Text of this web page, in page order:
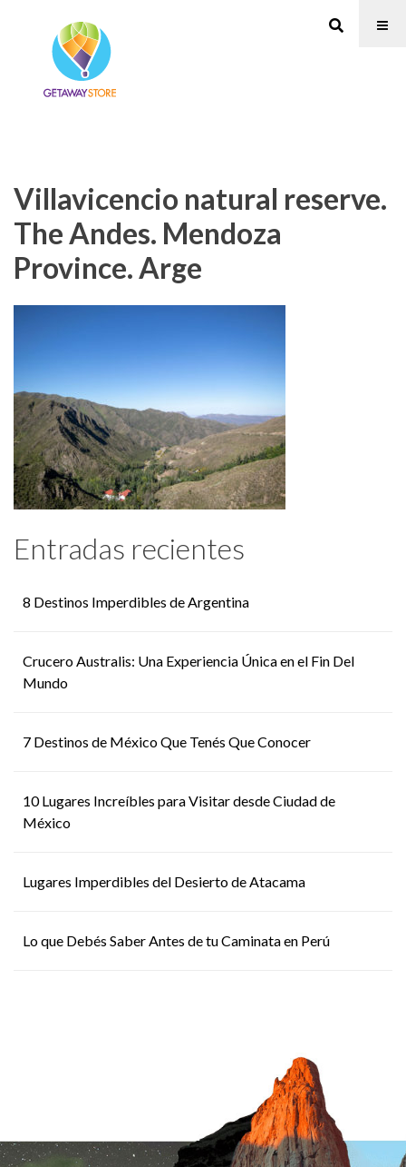
Villavicencio natural reserve.
The Andes. Mendoza
Province. Arge
Entradas recientes
8 Destinos Imperdibles de Argentina
Crucero Australis: Una Experiencia Única en el Fin Del
Mundo
7 Destinos de México Que Tenés Que Conocer
10 Lugares Increíbles para Visitar desde Ciudad de
México
Lugares Imperdibles del Desierto de Atacama
Lo que Debés Saber Antes de tu Caminata en Perú